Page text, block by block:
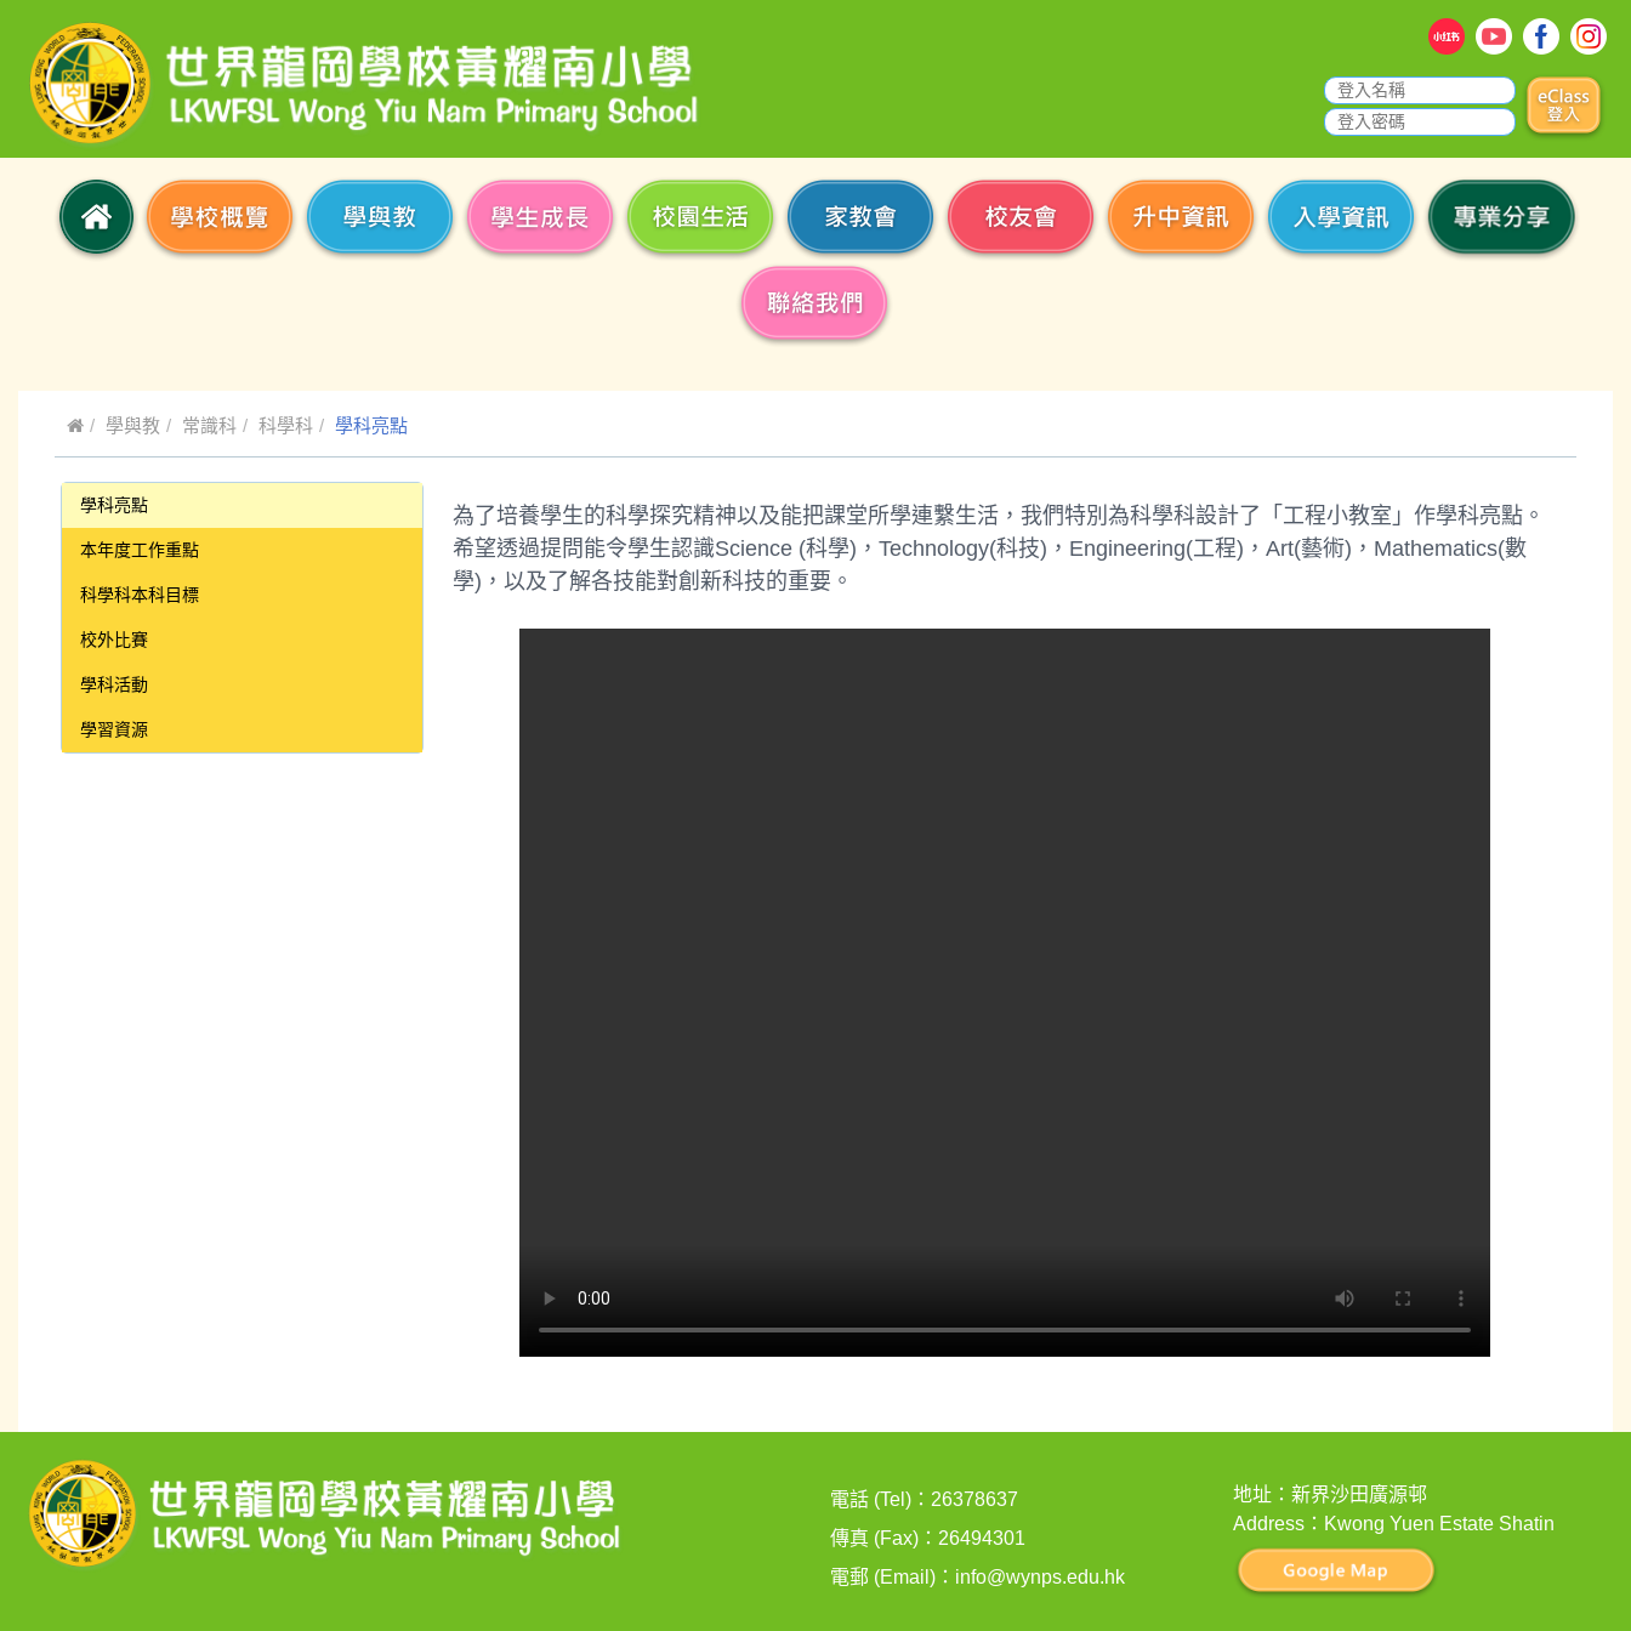
學與教 常識科 科學科 學科亮點
學科亮點
本年度工作重點
科學科本科目標
校外比賽
學科活動
學習資源
為了培養學生的科學探究精神以及能把課堂所學連繫生活，我們特別為科學科設計了「工程小教室」作學科亮點。
希望透過提問能令學生認識Science (科學)，Technology(科技)，Engineering(工程)，Art(藝術)，Mathematics(數
學)，以及了解各技能對創新科技的重要。
電話 (Tel)：26378637
傳真 (Fax)：26494301
電郵 (Email)： info@wynps.edu.hk
地址：新界沙田廣源邨
Address：Kwong Yuen Estate Shatin